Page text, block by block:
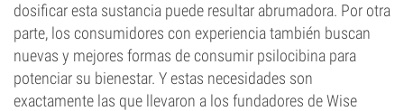
dosificar esta sustancia puede resultar abrumadora. Por otra
parte, los consumidores con experiencia también buscan
nuevas y mejores formas de consumir psilocibina para
potenciar su bienestar. Y estas necesidades son
exactamente las que llevaron a los fundadores de Wise